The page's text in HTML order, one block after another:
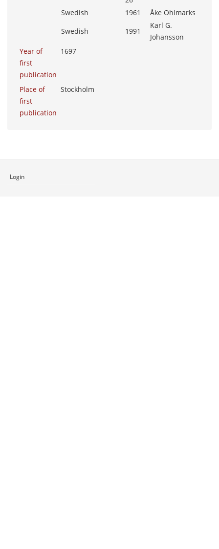
Swedish
1961
Åke Ohlmarks
Swedish
1991
Karl G.
Johansson
Year of
first
publication
1697
Place of
first
publication
Stockholm
Login